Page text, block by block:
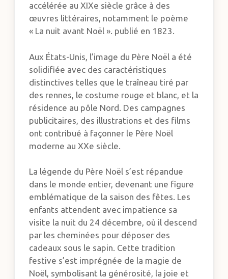
accélérée au XIXe siècle grâce à des
œuvres littéraires, notamment le poème
« La nuit avant Noël ». publié en 1823.
Aux États-Unis, l’image du Père Noël a été
solidifiée avec des caractéristiques
distinctives telles que le traîneau tiré par
des rennes, le costume rouge et blanc, et la
résidence au pôle Nord. Des campagnes
publicitaires, des illustrations et des films
ont contribué à façonner le Père Noël
moderne au XXe siècle.
La légende du Père Noël s’est répandue
dans le monde entier, devenant une figure
emblématique de la saison des fêtes. Les
enfants attendent avec impatience sa
visite la nuit du 24 décembre, où il descend
par les cheminées pour déposer des
cadeaux sous le sapin. Cette tradition
festive s’est imprégnée de la magie de
Noël, symbolisant la générosité, la joie et